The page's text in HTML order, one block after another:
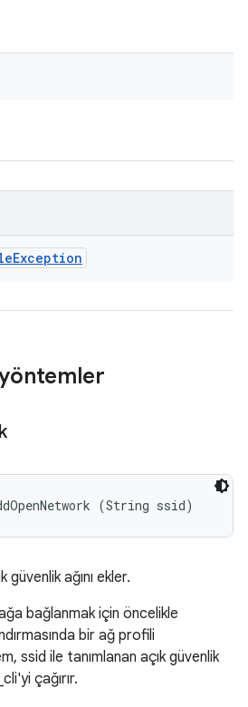
Exception
(String ssid)
güvenlik ağını ekler.
bağlanmak için öncelikle
bir ağ profili
ssid ile tanımlanan açık güvenlik
çağırır.